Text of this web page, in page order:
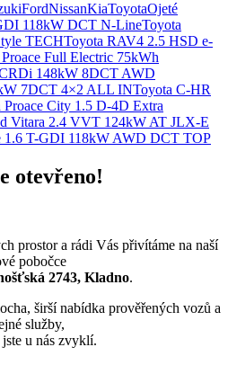
FordNissanKiaToyotaOjeté
118kW DCT N-LineToyota
TECHToyota RAV4 2.5 HSD e-
Full Electric 75kWh
148kW 8DCT AWD
7DCT 4×2 ALL INToyota C-HR
Proace City 1.5 D-4D Extra
Vitara 2.4 VVT 124kW AT JLX-E
1.6 T-GDI 118kW AWD DCT TOP
otevřeno!
prostor a rádi Vás přivítáme na naší
pobočce
2743, Kladno.
širší nabídka prověřených vozů a
služby,
jste u nás zvyklí.